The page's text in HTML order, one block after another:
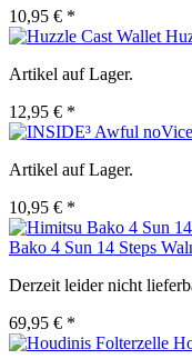
10,95 € *
Artikel auf Lager.
12,95 € *
Artikel auf Lager.
10,95 € *
Bako 4 Sun 14 Steps
Derzeit leider nicht
69,95 € *